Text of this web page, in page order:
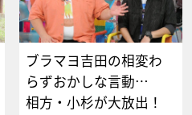
ブラマヨ吉田の相変わ
らずおかしな言動…
相方・小杉が大放出！